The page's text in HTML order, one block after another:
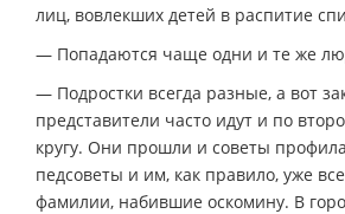
лиц, вовлекших детей в распитие
— Попадаются чаще одни и те же
— Подростки всегда разные, а вот
представители часто идут и по
кругу. Они прошли и советы
педсоветы и им, как правило, уже
фамилии, набившие оскомину. В